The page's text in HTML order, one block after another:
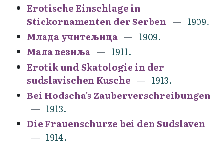
Erotische Einschlage in
Stickornamenten der Serben
1909.
Млада учитељица
1909.
Мала везиља
1911.
Erotik und Skatologie in der
sudslavischen Kusche
1913.
Bei Hodscha's Zauberverschreibungen
1913.
Die Frauenschurze bei den Sudslaven
1914.